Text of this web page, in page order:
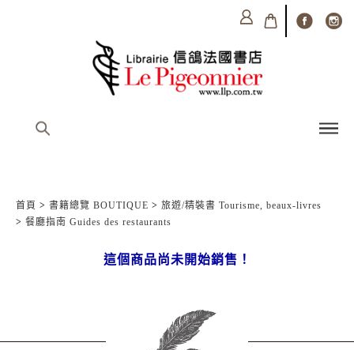
首頁 > 書籍總覽 BOUTIQUE > 旅遊/精裝書 Tourisme, beaux-livres
> 餐廳指南 Guides des restaurants
這個商品尚未開始銷售！